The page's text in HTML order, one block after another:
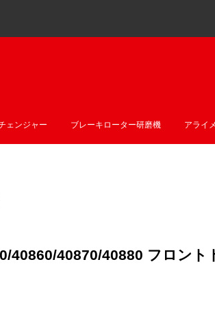
ェンジャー ブレーキローター研磨機 アライ
40870/40880 フロント